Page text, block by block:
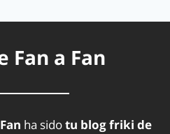
Fan a Fan
ha sidotu blog friki de